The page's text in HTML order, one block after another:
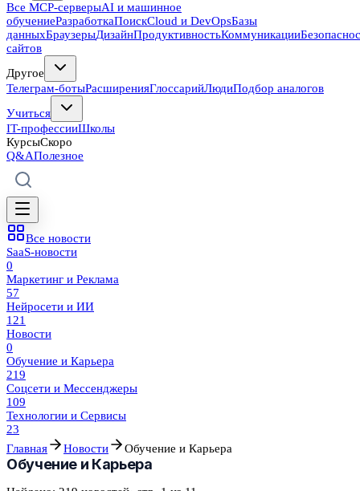
Все MCP-серверыAI и машинное
обучениеРазработкаПоискCloud и DevOpsБазы
данныхБраузерыДизайнПродуктивностьКоммуникации
сайтов
Другое
Телеграм-ботыРасширенияГлоссарийЛюдиПодбор аналогов
Учиться
IT-профессииШколы
КурсыСкоро
Q&AПолезное
Все новости
SaaS-новости
0
Маркетинг и Реклама
57
Нейросети и ИИ
121
Новости
0
Обучение и Карьера
219
Соцсети и Мессенджеры
109
Технологии и Сервисы
23
Главная
Новости Обучение и Карьера
Обучение и Карьера